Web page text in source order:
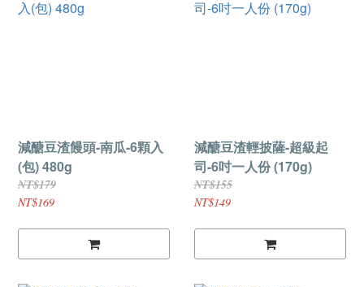
減醣豆渣饅頭-南瓜-6顆入
(包) 480g
NT$179
NT$169
減醣豆渣輕披薩-超級起
司-6吋一人份 (170g)
NT$155
NT$149